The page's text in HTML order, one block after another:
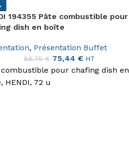
194355 Pâte combustible pour
dish en boîte
, Présentation Buffet
88,75€ 75,44 € HT
combustible pour chafing dish en
HENDI, 72 u